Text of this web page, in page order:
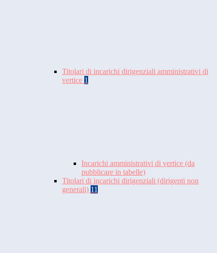
Titolari di incarichi dirigenziali amministrativi di
vertice 1
Incarichi amministrativi di vertice (da
pubblicare in tabelle)
Titolari di incarichi dirigenziali (dirigenti non
generali) 11